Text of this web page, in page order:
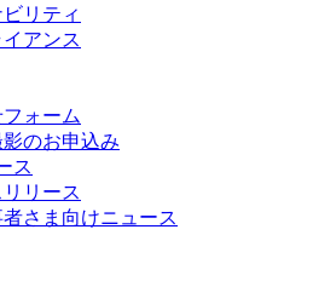
デミー
方々に、学びと情報共有の場を
リティ
アンス
ォーム
のお申込み
ス
リース
さま向けニュース